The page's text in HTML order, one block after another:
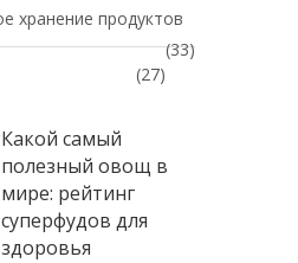
хранение продуктов
(33)
(27)
Какой самый
полезный овощ в
мире: рейтинг
суперфудов для
здоровья